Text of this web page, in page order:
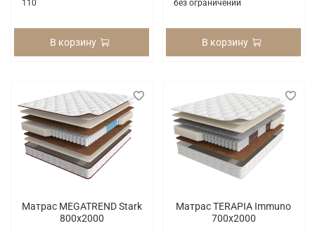
110
В корзину
без ограничений
В корзину
Матрас MEGATREND Stark
800x2000
Матрас TERAPIA Immuno
700x2000